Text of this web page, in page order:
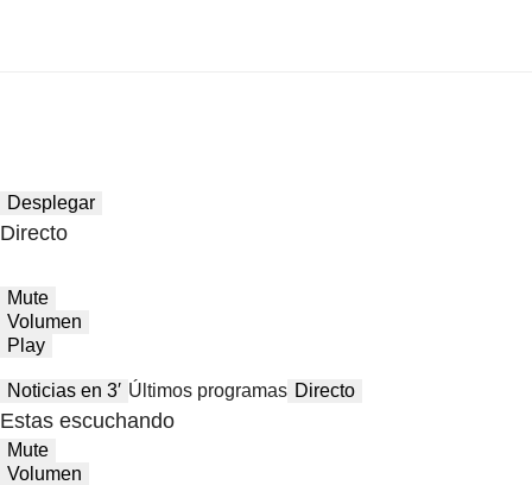
Desplegar
Directo
Mute
Volumen
Play
Noticias en 3′ Últimos programas Directo
Estas escuchando
Mute
Volumen